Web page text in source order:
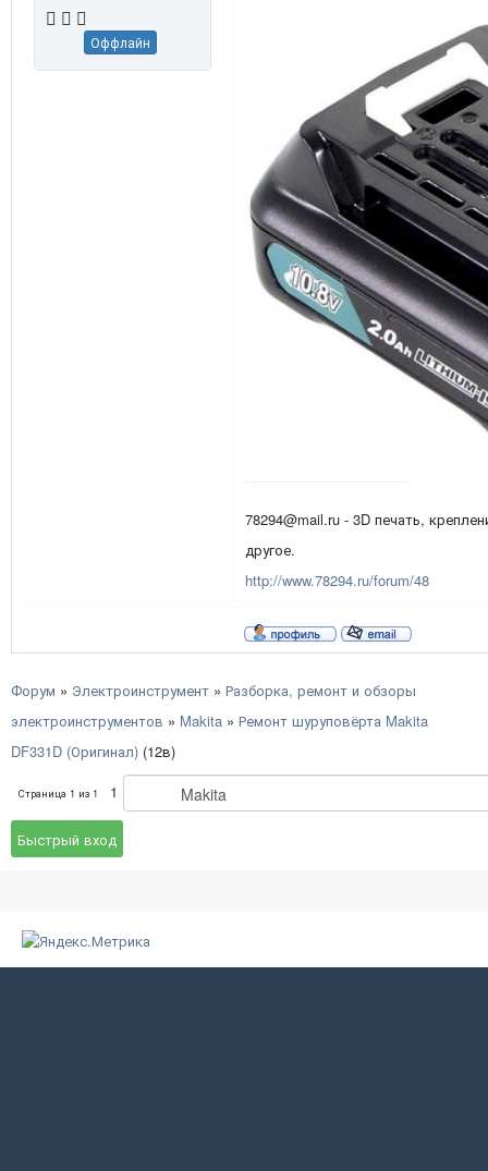
Оффлайн
78294@mail.ru - 3D печать,
другое.
http://www.78294.ru/forum/48
Форум » Электроинструмент » Разборка, ремонт и обзоры
электроинструментов » Makita » Ремонт шуруповёрта Makita
DF331D (Оригинал) (12в)
Страница 1 из 1 1